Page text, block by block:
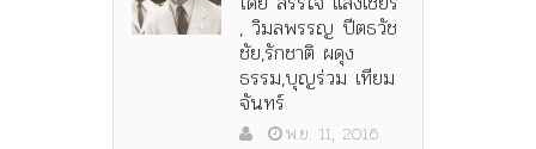
, วิมลพรรญ ปีตธวัช
ชัย,รักชาติ ผดุง
ธรรม,บุญร่วม เทียม
จันทร์
พ.ย. 11, 2016